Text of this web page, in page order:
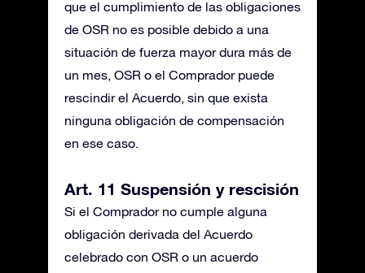
que el cumplimiento de las obligaciones
de OSR no es posible debido a una
situación de fuerza mayor dura más de
un mes, OSR o el Comprador puede
rescindir el Acuerdo, sin que exista
ninguna obligación de compensación
en ese caso.
Art. 11 Suspensión y rescisión
Si el Comprador no cumple alguna
obligación derivada del Acuerdo
celebrado con OSR o un acuerdo